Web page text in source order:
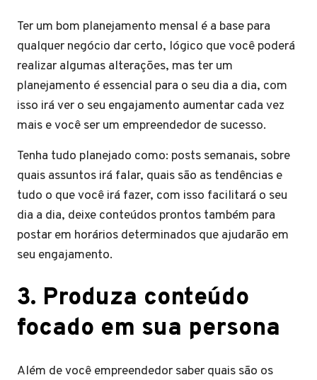
Ter um bom planejamento mensal é a base para
qualquer negócio dar certo, lógico que você poderá
realizar algumas alterações, mas ter um
planejamento é essencial para o seu dia a dia, com
isso irá ver o seu engajamento aumentar cada vez
mais e você ser um empreendedor de sucesso.
Tenha tudo planejado como: posts semanais, sobre
quais assuntos irá falar, quais são as tendências e
tudo o que você irá fazer, com isso facilitará o seu
dia a dia, deixe conteúdos prontos também para
postar em horários determinados que ajudarão em
seu engajamento.
3. Produza conteúdo
focado em sua persona
Além de você empreendedor saber quais são os